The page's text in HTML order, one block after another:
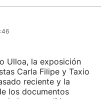
Ulloa, la exposición
Carla Filipe y Taxio
reciente y la
los documentos